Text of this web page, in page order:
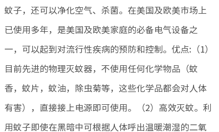
蚊子，还可以净化空气、杀菌。在美国及欧美市场上
已使用多年，是美国及欧美家庭的必备电气设备之
一，可以起到对流行性疾病的预防和控制。优点:（1）
目前先进的物理灭蚊器，不使用任何化学物品（蚊
香，蚊片，蚊油，除虫菊等，这些化学品都会对人体
有害），直接接上电源即可使用。（2）高效灭蚊。利
用蚊子即使在黑暗中可根据人体呼出温暖潮湿的二氧